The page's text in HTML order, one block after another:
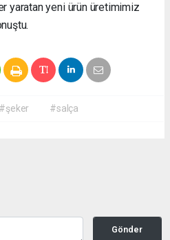
yaratan yeni ürün üretimimiz
#şeker #salça
Gönder